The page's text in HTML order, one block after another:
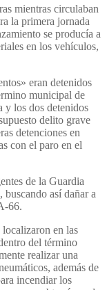
mientras circulaban
la primera jornada
se producía a
en los vehículos,
eran detenidos
municipal de
y los dos detenidos
delito grave
detenciones en
con el paro en el
de la Guardia
así dañar a
66.
en las
del término
realizar una
además de
incendiar los